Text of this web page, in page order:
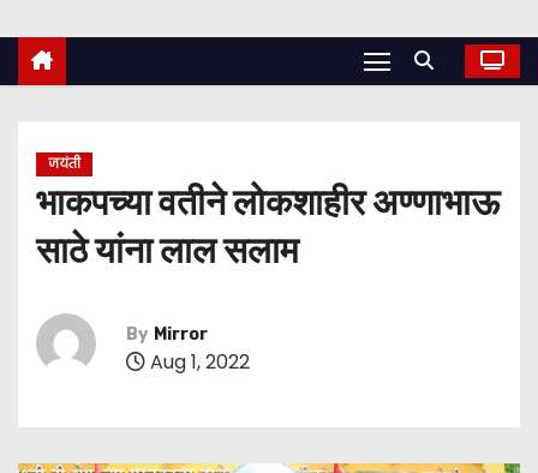
जयंती
भाकपच्या वतीने लोकशाहीर अण्णाभाऊ
साठे यांना लाल सलाम
By Mirror
Aug 1, 2022